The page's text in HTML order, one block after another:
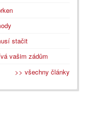
stačit
vašim zádům
>> všechny články